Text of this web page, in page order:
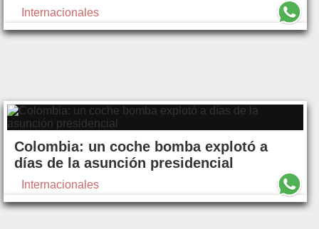
Internacionales
Colombia: un coche bomba explotó a
días de la asunción presidencial
Internacionales